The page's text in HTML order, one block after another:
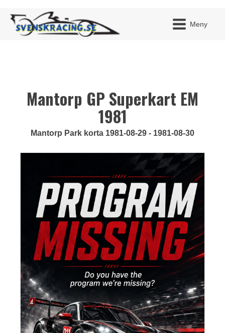
Meny
Mantorp GP Superkart EM
1981
Mantorp Park korta 1981-08-29 - 1981-08-30